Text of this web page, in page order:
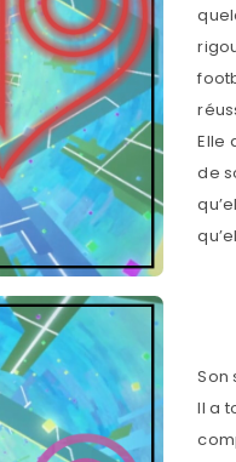
Elle
de
Son
Il a